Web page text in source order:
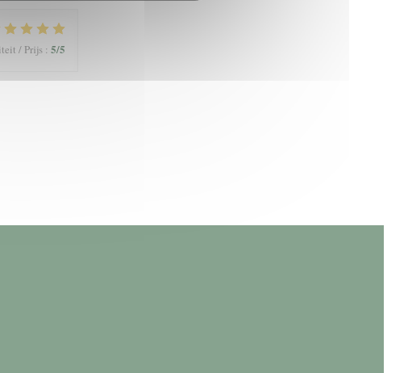
/ Prijs: 5/5
nieuw venster))